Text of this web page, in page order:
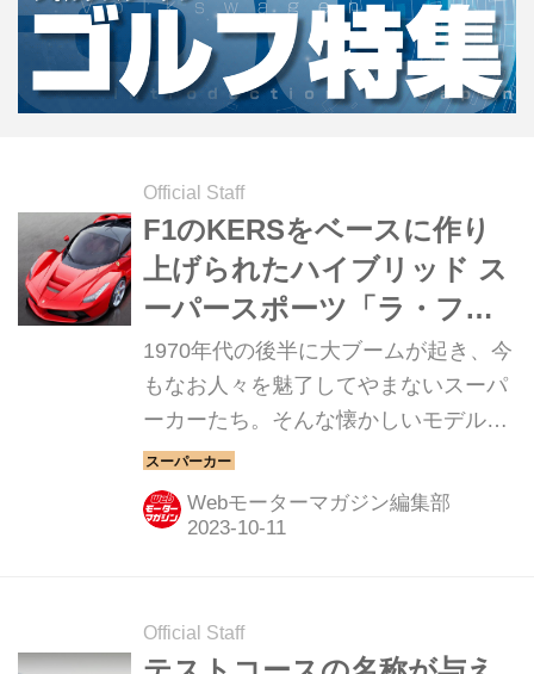
Official Staff
F1のKERSをベースに作り
上げられたハイブリッド ス
ーパースポーツ「ラ・フェ
ラーリ」【スーパーカーク
ロニクル／078】
1970年代の後半に大ブームが起き、今
もなお人々を魅了してやまないスーパ
ーカーたち。そんな懐かしいモデルか
ら現代のハイパースポーツまでを紹介
していく、スーパーカークロニクル。
今回は、フェラーリ ラ・フェラーリ
Webモーターマガジン編集部
Official Staff